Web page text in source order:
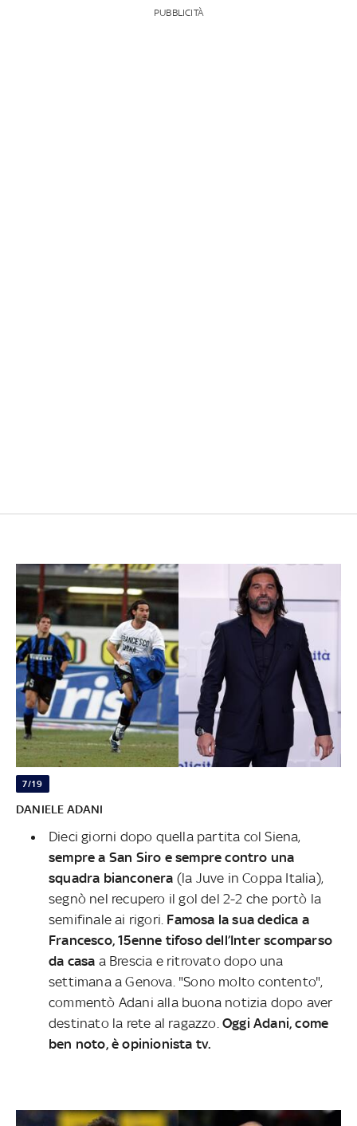
PUBBLICITÀ
7/19
DANIELE ADANI
Dieci giorni dopo quella partita col Siena,
sempre a San Siro e sempre contro una
squadra bianconera (la Juve in Coppa Italia),
segnò nel recupero il gol del 2-2 che portò la
semifinale ai rigori. Famosa la sua dedica a
Francesco, 15enne tifoso dell’Inter scomparso
da casa a Brescia e ritrovato dopo una
settimana a Genova. "Sono molto contento",
commentò Adani alla buona notizia dopo aver
destinato la rete al ragazzo. Oggi Adani, come
ben noto, è opinionista tv.